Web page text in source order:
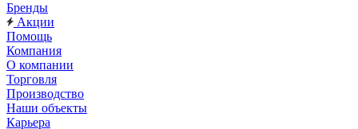
Бренды
Акции
Помощь
Компания
О компании
Торговля
Производство
Наши объекты
Карьера